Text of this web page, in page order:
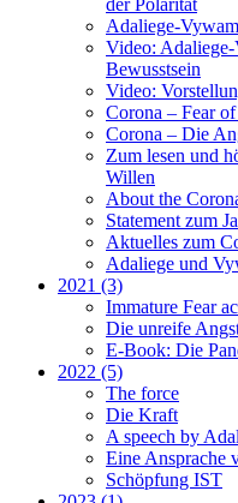
der Polarität
Adaliege-
Video:
Bewusstsein
Video:
Corona – Fear
Corona – Die
Zum lesen und
Willen
About the
Statement zum
Aktuelles zum
Adaliege und
2021 (3)
Immature Fear
Die unreife
E-Book: Die
2022 (5)
The force
Die Kraft
A speech by
Eine Ansprache
Schöpfung IST